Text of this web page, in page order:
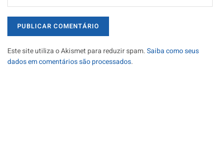
Este site utiliza o Akismet para reduzir spam.Saiba como seus
dados em comentários são processados.